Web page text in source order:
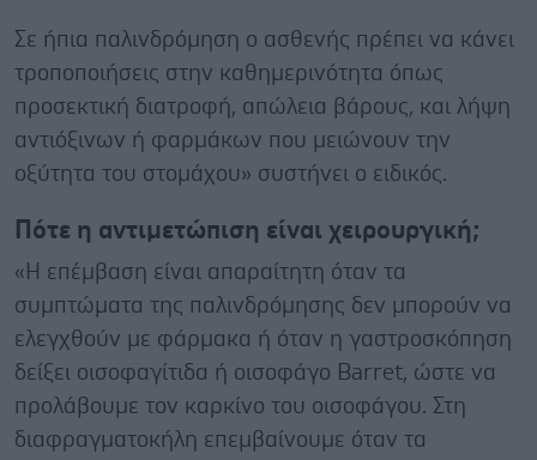
Σε ήπια παλινδρόμηση ο ασθενής πρέπει να κάνει
τροποποιήσεις στην καθημερινότητα όπως
προσεκτική διατροφή, απώλεια βάρους, και λήψη
αντιόξινων ή φαρμάκων που μειώνουν την
οξύτητα του στομάχου» συστήνει ο ειδικός.
Πότε η αντιμετώπιση είναι χειρουργική;
«Η επέμβαση είναι απαραίτητη όταν τα
συμπτώματα της παλινδρόμησης δεν μπορούν να
ελεγχθούν με φάρμακα ή όταν η γαστροσκόπηση
δείξει οισοφαγίτιδα ή οισοφάγο Barret, ώστε να
προλάβουμε τον καρκίνο του οισοφάγου. Στη
διαφραγματοκήλη επεμβαίνουμε όταν τα